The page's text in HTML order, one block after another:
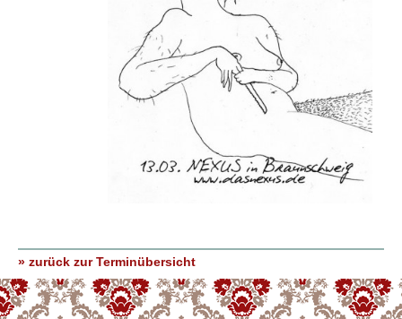
» zurück zur Terminübersicht